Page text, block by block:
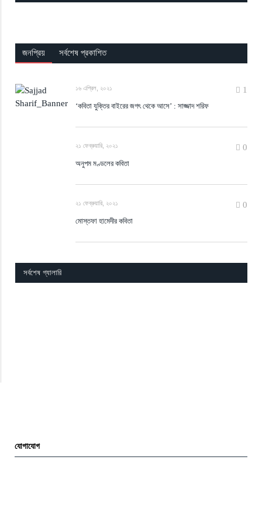
জনপ্রিয় সর্বশেষ প্রকাশিত
১৬ এপ্রিল, ২০২১ 1
‘কবিতা যুক্তির বাইরের জগৎ থেকে আসে’ : সাজ্জাদ শরিফ
২১ ফেব্রুয়ারি, ২০২১ 0
অনুপম মণ্ডলের কবিতা
২১ ফেব্রুয়ারি, ২০২১ 0
মোস্তফা হামেদীর কবিতা
সর্বশেষ গ্যালারি
যোগাযোগ